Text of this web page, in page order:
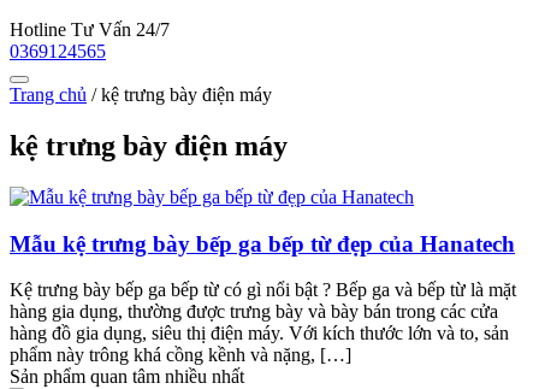
Hotline Tư Vấn 24/7
0369124565
Trang chủ /kệ trưng bày điện máy
kệ trưng bày điện máy
Mẫu kệ trưng bày bếp ga bếp từ đẹp của Hanatech
Kệ trưng bày bếp ga bếp từ có gì nổi bật ? Bếp ga và bếp từ là mặt
hàng gia dụng, thường được trưng bày và bày bán trong các cửa
hàng đồ gia dụng, siêu thị điện máy. Với kích thước lớn và to, sản
phẩm này trông khá cồng kềnh và nặng, […]
Sản phẩm quan tâm nhiều nhất